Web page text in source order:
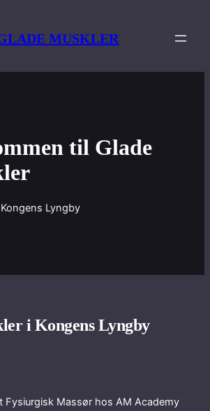
MUSKLER
til Glade
Lyngby
i Kongens Lyngby
Fysiurgisk Massør hos AM Academy